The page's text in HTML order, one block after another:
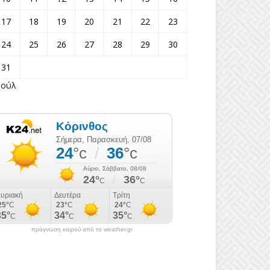
17
18 19 20 21 22
23
24
25 26 27 28 29
30
31
πρόγνωση καιρού από το weather.gr